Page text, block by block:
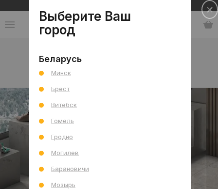
Каталог
коллекция Mistiq
Выберите Ваш
город
Беларусь
Минск
Брест
Витебск
Гомель
Гродно
Могилев
Барановичи
Мозырь